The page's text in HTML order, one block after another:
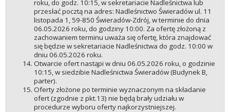
roku, do godz. 10:15, w sekretariacie Nadleśnictwa lub
przesłać pocztą na adres: Nadleśnictwo Świeradów ul. 11
listopada 1, 59-850 Świeradów-Zdrój, w terminie do dnia
06.05.2026 roku, do godziny 10:00. Za ofertę złożoną z
zachowaniem terminu uważa się ofertę, która znajdować
się będzie w sekretariacie Nadleśnictwa do godz. 10:00 w
dniu 06.05.2026 roku.
Otwarcie ofert nastąpi w dniu 06.05.2026 roku, o godzinie
10:15, w siedzibie Nadleśnictwa Świeradów (Budynek B,
parter).
Oferty złożone po terminie wyznaczonym na składanie
ofert (zgodnie z pkt.13) nie będą brały udziału w
procedurze wyboru oferty najkorzystniejszej.